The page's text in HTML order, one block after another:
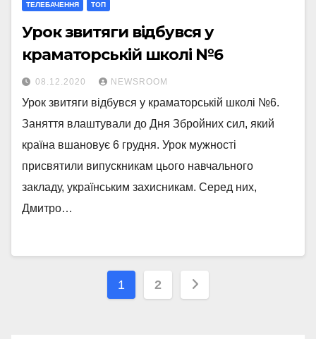
ТЕЛЕБАЧЕННЯ ТОП
Урок звитяги відбувся у
краматорській школі №6
08.12.2020 NEWSROOM
Урок звитяги відбувся у краматорській школі №6.
Заняття влаштували до Дня Збройних сил, який
країна вшановує 6 грудня. Урок мужності
присвятили випускникам цього навчального
закладу, українським захисникам. Серед них,
Дмитро…
Навігація
1 2